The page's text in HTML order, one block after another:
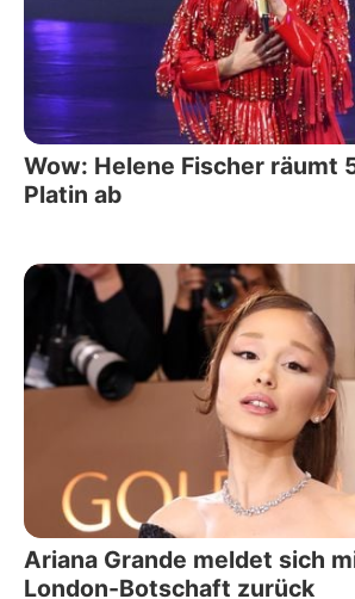
Wow: Helene Fischer räumt
Platin ab
Ariana Grande meldet sich
London-Botschaft zurück